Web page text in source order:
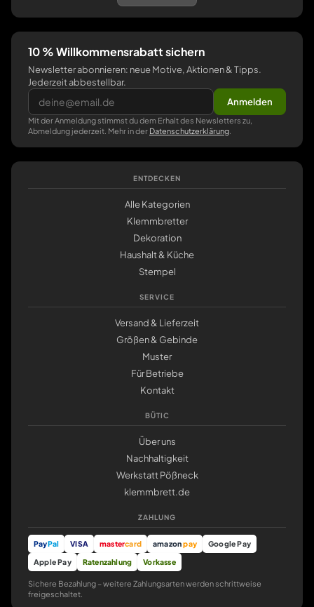
10 % Willkommensrabatt sichern
Newsletter abonnieren: neue Motive, Aktionen & Tipps.
Jederzeit abbestellbar.
Anmelden
Mit der Anmeldung stimmst du dem Erhalt des Newsletters zu,
Abmeldung jederzeit. Mehr in der Datenschutzerklärung
ENTDECKEN
Alle Kategorien
Klemmbretter
Dekoration
Haushalt & Küche
Stempel
SERVICE
Versand & Lieferzeit
Größen & Gebinde
Muster
Für Betriebe
Kontakt
BÜTIC
Über uns
Nachhaltigkeit
Werkstatt Pößneck
klemmbrett.de
ZAHLUNG
PayPal VISA mastercard amazonpay
Google Pay
Apple Pay
Ratenzahlung Vorkasse
Sichere Bezahlung – weitere Zahlungsarten werden schrittweise
freigeschaltet.